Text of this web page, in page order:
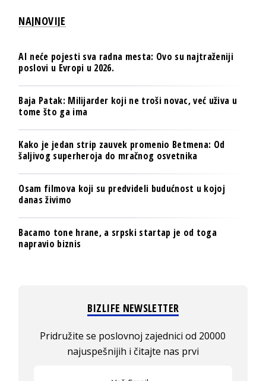
NAJNOVIJE
AI neće pojesti sva radna mesta: Ovo su najtraženiji
poslovi u Evropi u 2026.
Baja Patak: Milijarder koji ne troši novac, već uživa u
tome što ga ima
Kako je jedan strip zauvek promenio Betmena: Od
šaljivog superheroja do mračnog osvetnika
Osam filmova koji su predvideli budućnost u kojoj
danas živimo
Bacamo tone hrane, a srpski startap je od toga
napravio biznis
BIZLIFE NEWSLETTER
Pridružite se poslovnoj zajednici od 20000
najuspešnijih i čitajte nas prvi